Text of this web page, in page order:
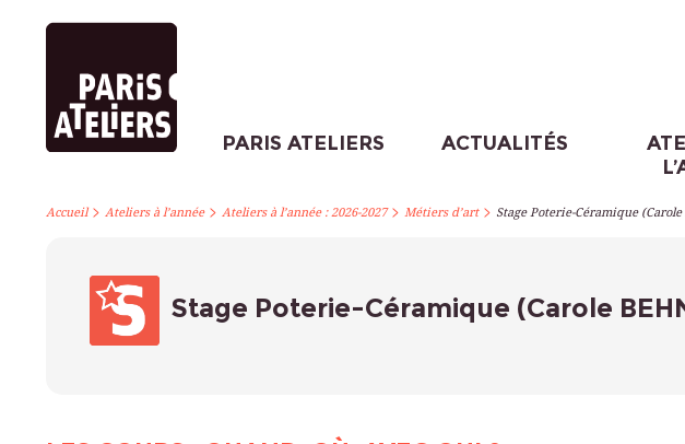
PARIS ATELIERS ACTUALITÉS
Accueil> Ateliers à l’année> Ateliers à l’année : 2026-2027> Métiers d’art> Stage Poterie-Céramique (Carole
Stage Poterie-Céramique (Carole